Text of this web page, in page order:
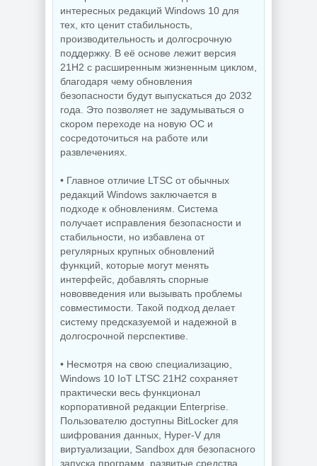
Управление
процессами
Windows Process
Lasso Pro
18.2.3.42
Захват снимков с
FastStone Capture
11.3 by KpoJIuK
Windows 11 Pro
Build 28000.2525
NEW
экрана TechSmith
Snagit 26.3.1 build
11825 by
elchupacabra
Видеозапись с
монитора
Build 18353 by
elchupacabra
NEW
Копирование
Professional |
Premium 19.2
NEW NEW
интересных редакций Windows 10 для
тех, кто ценит стабильность,
производительность и долгосрочную
поддержку. В её основе лежит версия
21H2 с расширенным жизненным циклом,
благодаря чему обновления
безопасности будут выпускаться до 2032
года. Это позволяет не задумываться о
скором переходе на новую ОС и
сосредоточиться на работе или
развлечениях.
• Главное отличие LTSC от обычных
редакций Windows заключается в
подходе к обновлениям. Система
получает исправления безопасности и
стабильности, но избавлена от
регулярных крупных обновлений
функций, которые могут менять
интерфейс, добавлять спорные
нововведения или вызывать проблемы
совместимости. Такой подход делает
систему предсказуемой и надежной в
долгосрочной перспективе.
• Несмотря на свою специализацию,
Windows 10 IoT LTSC 21H2 сохраняет
практически весь функционал
корпоративной редакции Enterprise.
Пользователю доступны BitLocker для
шифрования данных, Hyper-V для
виртуализации, Sandbox для безопасного
запуска программ, развитые средства